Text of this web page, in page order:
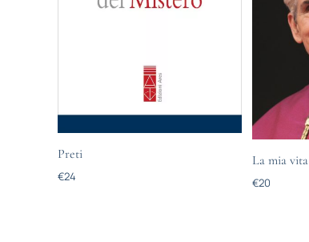
Preti
€24
La mia vita
€20